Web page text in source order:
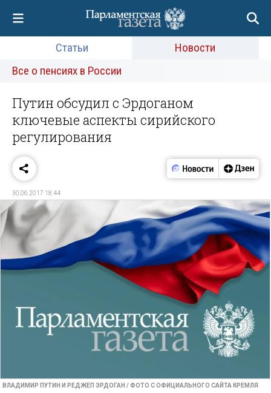
Статьи
Новости
Все о пенсиях в России
Путин обсудил с Эрдоганом
ключевые аспекты сирийского
регулирования
30.06.2017 18:44
ВЛАДИМИР ПУТИН И РЕДЖЕП ЭРДОГАН / ФОТО С ОФИЦИАЛЬНОГО САЙТА КРЕМЛЯ